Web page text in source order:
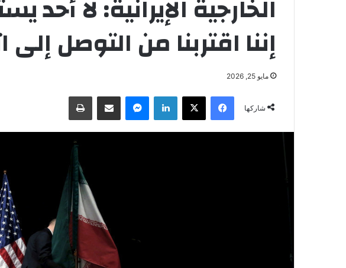
الخارجية الإيرانية: لا أحد
إننا اقتربنا من التوصل
مايو 25, 2026
شاركها
فيسبوك لينكدإن